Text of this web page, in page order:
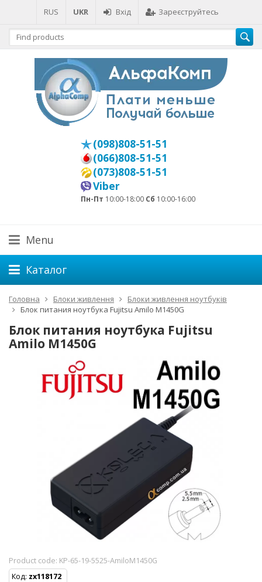
RUS UKR Вхід Зареєструйтесь
(098)808-51-51
(066)808-51-51
(073)808-51-51
Viber
Пн-Пт 10:00-18:00 Сб 10:00-16:00
Menu
Каталог
Головна Блоки живлення
Блоки живлення ноутбуків
Блок питания ноутбука Fujitsu Amilo M1450G
Блок питания ноутбука Fujitsu
Amilo M1450G
Product code: KP-65-19-5525-AmiloM1450G
Код: zx118172